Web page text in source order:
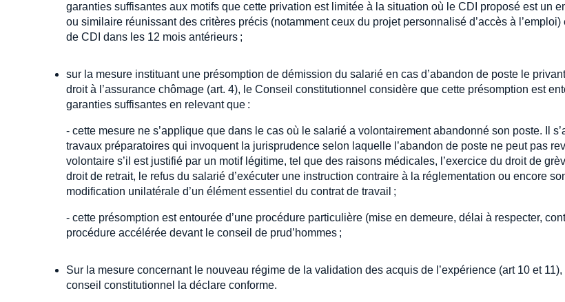
garanties suffisantes aux motifs que cette privation est limitée à la situation où le CDI proposé est un
ou similaire réunissant des critères précis (notamment ceux du projet personnalisé d’accès à l’emploi)
de CDI dans les 12 mois antérieurs ;
sur la mesure instituant une présomption de démission du salarié en cas d’abandon de poste le
droit à l’assurance chômage (art. 4), le Conseil constitutionnel considère que cette présomption est
garanties suffisantes en relevant que :
- cette mesure ne s’applique que dans le cas où le salarié a volontairement abandonné son poste. Il
travaux préparatoires qui invoquent la jurisprudence selon laquelle l’abandon de poste ne peut pas
volontaire s’il est justifié par un motif légitime, tel que des raisons médicales, l’exercice du droit de
droit de retrait, le refus du salarié d’exécuter une instruction contraire à la réglementation ou encore
modification unilatérale d’un élément essentiel du contrat de travail ;
- cette présomption est entourée d’une procédure particulière (mise en demeure, délai à respecter,
procédure accélérée devant le conseil de prud’hommes ;
Sur la mesure concernant le nouveau régime de la validation des acquis de l’expérience (art 10 et
conseil constitutionnel la déclare conforme.